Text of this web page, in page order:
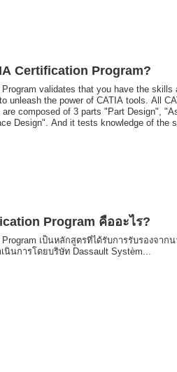
Certification Program?
validates that you have the skills
unleash the power of CATIA tools. All
composed of 3 parts "Part Design",
Design". And it tests knowledge of the
Program คืออะไร?
เป็นหลักสูตรที่ได้รับการรับรองจาก
นินการโดยบริษัท Dassault Systèm...